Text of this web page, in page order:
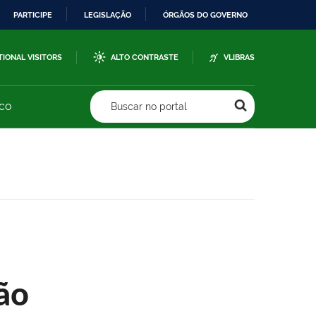
PARTICIPE LEGISLAÇÃO ÓRGÃOS DO GOVERNO
VISITORS ALTO CONTRASTE VLIBRAS
Buscar no portal